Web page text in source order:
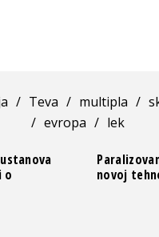
/ Teva / multipla /
/ evropa / lek
o
novoj